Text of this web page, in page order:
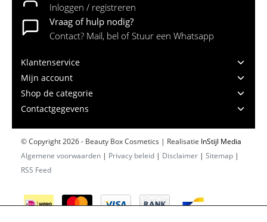
Inloggen / registreren
Vraag of hulp nodig?
Contact? Mail, bel of Stuur een Whatsapp
Klantenservice
Mijn account
Shop de categorie
Contactgegevens
© Copyright 2026 - Beauty Box Cosmetics | Realisatie InStijl Media
Algemene voorwaarden | Privacy beleid | Disclaimer | Sitemap |
RSS Feed